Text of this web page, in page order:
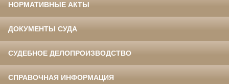
НОРМАТИВНЫЕ АКТЫ
ДОКУМЕНТЫ СУДА
СУДЕБНОЕ ДЕЛОПРОИЗВОДСТВО
СПРАВОЧНАЯ ИНФОРМАЦИЯ